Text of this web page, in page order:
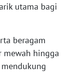
utama bagi
beragam
mewah hingga